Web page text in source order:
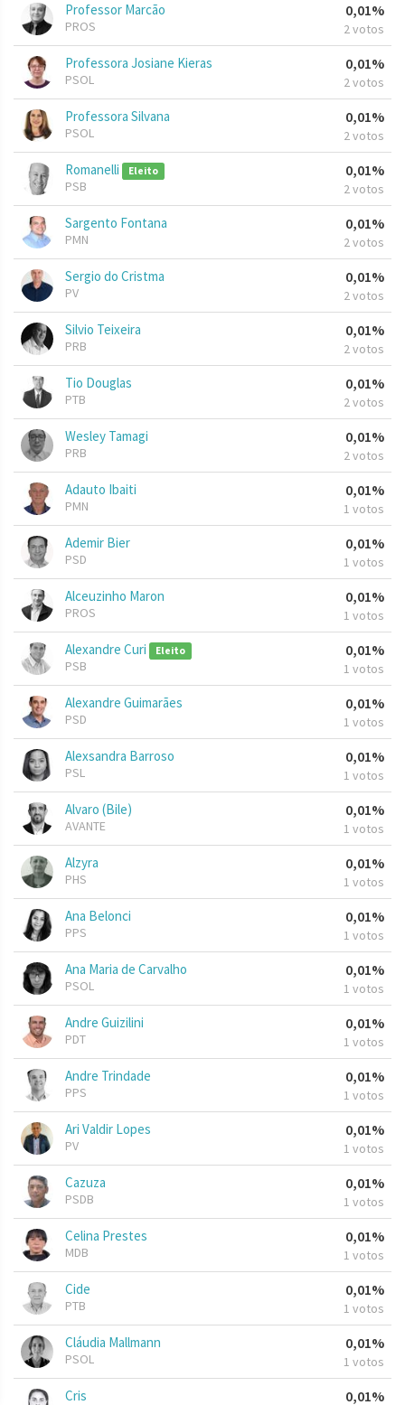
Professor Marcão
PROS
0,01%
2 votos
Professora Josiane Kieras
PSOL
0,01%
2 votos
Professora Silvana
PSOL
0,01%
2 votos
Romanelli Eleito
PSB
0,01%
2 votos
Sargento Fontana
PMN
0,01%
2 votos
Sergio do Cristma
PV
0,01%
2 votos
Silvio Teixeira
PRB
0,01%
2 votos
Tio Douglas
PTB
0,01%
2 votos
Wesley Tamagi
PRB
0,01%
2 votos
Adauto Ibaiti
PMN
0,01%
1 votos
Ademir Bier
PSD
0,01%
1 votos
Alceuzinho Maron
PROS
0,01%
1 votos
Alexandre Curi Eleito
PSB
0,01%
1 votos
Alexandre Guimarães
PSD
0,01%
1 votos
Alexsandra Barroso
PSL
0,01%
1 votos
Alvaro (Bile)
AVANTE
0,01%
1 votos
Alzyra
PHS
0,01%
1 votos
Ana Belonci
PPS
0,01%
1 votos
Ana Maria de Carvalho
PSOL
0,01%
1 votos
Andre Guizilini
PDT
0,01%
1 votos
Andre Trindade
PPS
0,01%
1 votos
Ari Valdir Lopes
PV
0,01%
1 votos
Cazuza
PSDB
0,01%
1 votos
Celina Prestes
MDB
0,01%
1 votos
Cide
PTB
0,01%
1 votos
Cláudia Mallmann
PSOL
0,01%
1 votos
Cris 0,01%